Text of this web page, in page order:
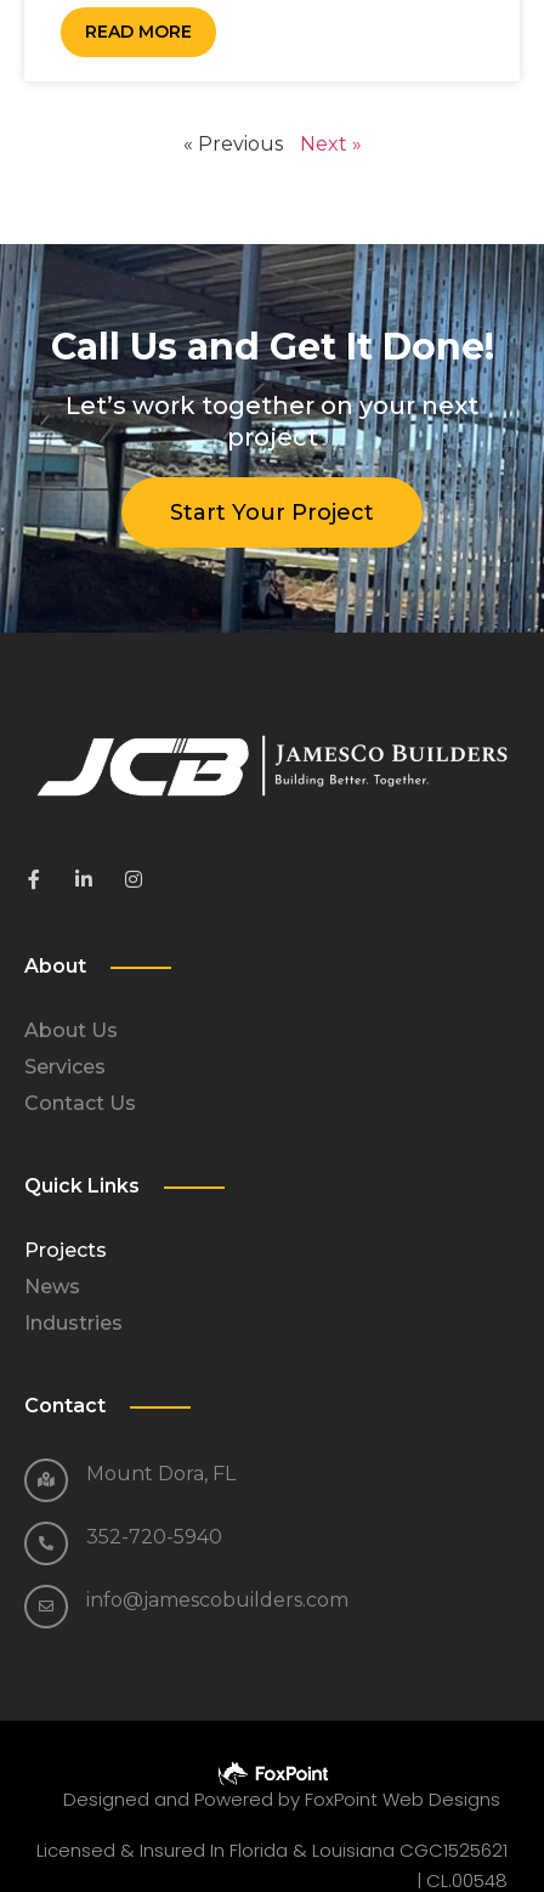
READ MORE
« Previous Next »
Call Us and Get It Done!
Let’s work together on your next
project
Start Your Project
About
About Us
Services
Contact Us
Quick Links
Projects
News
Industries
Contact
Mount Dora, FL
352-720-5940
info@jamescobuilders.com
Designed and Powered by FoxPoint Web Designs
Licensed & Insured In Florida & Louisiana CGC1525621
| CL.00548